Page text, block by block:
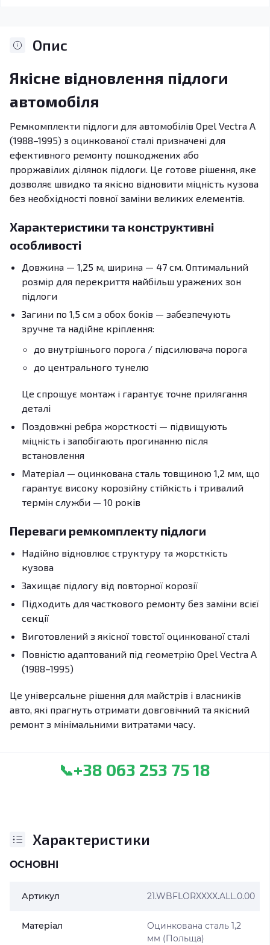
Опис
Якісне відновлення підлоги
автомобіля
Ремкомплекти підлоги для автомобілів Opel Vectra A
(1988–1995) з оцинкованої сталі призначені для
ефективного ремонту пошкоджених або
проржавілих ділянок підлоги. Це готове рішення, яке
дозволяє швидко та якісно відновити міцність кузова
без необхідності повної заміни великих елементів.
Характеристики та конструктивні
особливості
Довжина — 1,25 м, ширина — 47 см. Оптимальний
розмір для перекриття найбільш уражених зон
підлоги
Загини по 1,5 см з обох боків — забезпечують
зручне та надійне кріплення:
до внутрішнього порога / підсилювача порога
до центрального тунелю
Це спрощує монтаж і гарантує точне прилягання
деталі
Поздовжні ребра жорсткості — підвищують
міцність і запобігають прогинанню після
встановлення
Матеріал — оцинкована сталь товщиною 1,2 мм, що
гарантує високу корозійну стійкість і тривалий
термін служби — 10 років
Переваги ремкомплекту підлоги
Надійно відновлює структуру та жорсткість
кузова
Захищає підлогу від повторної корозії
Підходить для часткового ремонту без заміни всієї
секції
Виготовлений з якісної товстої оцинкованої сталі
Повністю адаптований під геометрію Opel Vectra A
(1988–1995)
Це універсальне рішення для майстрів і власників
авто, які прагнуть отримати довговічний та якісний
ремонт з мінімальними витратами часу.
📞+38 063 253 75 18
Характеристики
ОСНОВНІ
Артикул 21.WBFLORXXXX.ALL.0.00
Матеріал
Оцинкована сталь 1,2
мм (Польща)